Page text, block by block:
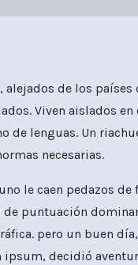
de los países
Viven aislados en
de lenguas. Un
necesarias.
le caen pedazos de
puntuación
pero un buen
decidió